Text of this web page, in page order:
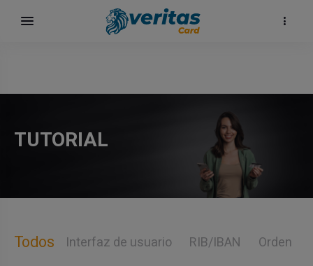
TUTORIAL
Todos Interfaz de usuario RIB/IBAN Orden